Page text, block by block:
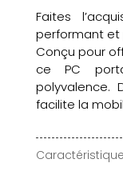
Faites
performant et
Conçu pour
ce PC
polyvalence.
facilite la